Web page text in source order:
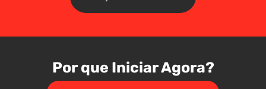
Por que Iniciar Agora?